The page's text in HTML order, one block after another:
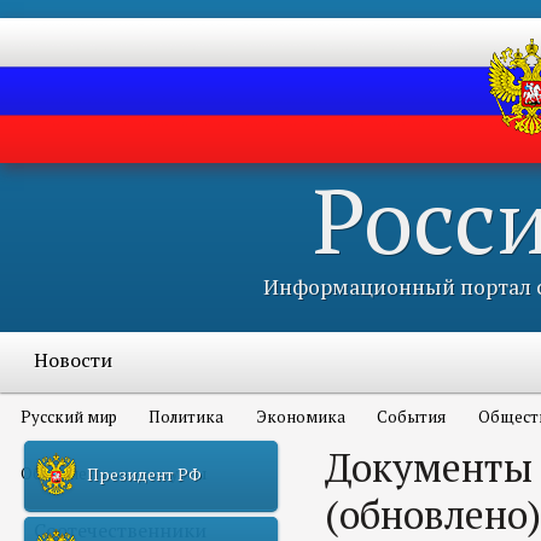
Информационный портал
Новости
Русский мир Политика Экономика События
Объявления и конкурсы
Соотечественники
Президент РФ
Документы
(обновлено)